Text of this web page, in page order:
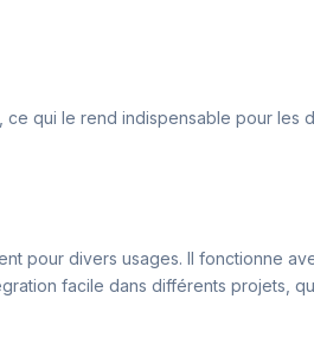
qui le rend indispensable pour les
pour divers usages. Il fonctionne
facile dans différents projets,